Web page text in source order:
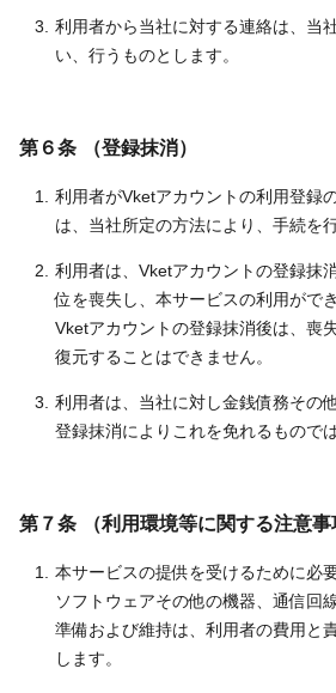
利用者から当社に対する連絡は、当
い、行うものとします。
第６条 （登録抹消）
利用者がVketアカウントの利用登録
は、当社所定の方法により、手続を
利用者は、Vketアカウントの登録抹
位を喪失し、本サービスの利用がで
Vketアカウントの登録抹消後は、喪
復元することはできません。
利用者は、当社に対し金銭債務その
登録抹消によりこれを免れるもので
第７条 （利用環境等に関する注意事
本サービスの提供を受けるために必
ソフトウェアその他の機器、通信回
準備および維持は、利用者の費用と
します。